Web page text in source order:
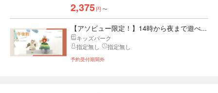
2,375円 〜
【アソビュー限定！】14時から夜まで遊べ...
キッズパーク
指定無し
指定無し
予約受付期間外